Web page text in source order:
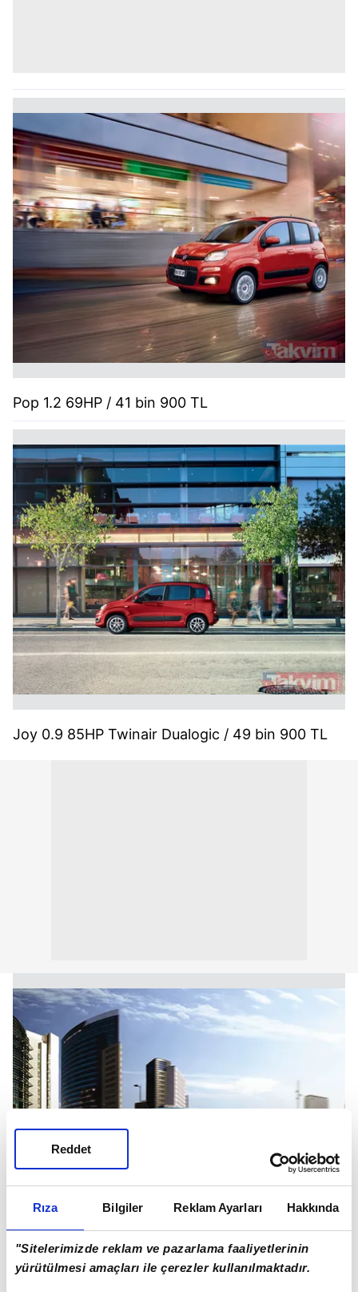
Rıza Bilgiler Reklam Ayarları Hakkında
"Sitelerimizde reklam ve pazarlama faaliyetlerinin
yürütülmesi amaçları ile çerezler kullanılmaktadır.
Reddet
Pop 1.2 69HP / 41 bin 900 TL
Joy 0.9 85HP Twinair Dualogic / 49 bin 900 TL
Fiat Punto